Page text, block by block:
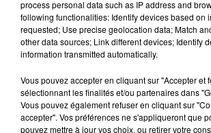
Christophe Nicolas,
animateur radio passé
nombreuses stations,
chansons célèbres. K6
ses podcasts.
process personal data such as IP address and
following functionalities: Identify devices based on
requested; Use precise geolocation data; Match
other data sources; Link different devices; Identify
information transmitted automatically.
Vous pouvez accepter en cliquant sur "Accepter et
sélectionnant les finalités et/ou partenaires dans
Vous pouvez également refuser en cliquant sur
accepter". Vos préférences ne s'appliqueront que
pouvez mettre à jour vos choix, ou retirer votre